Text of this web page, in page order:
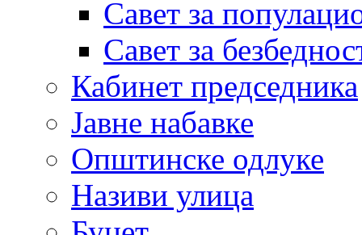
Савет за
Савет за
Кабинет председника
Јавне набавке
Општинске одлуке
Називи улица